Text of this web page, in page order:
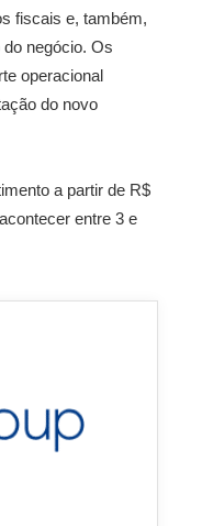
fiscais e, também,
negócio. Os
operacional
do novo
a partir de R$
entre 3 e